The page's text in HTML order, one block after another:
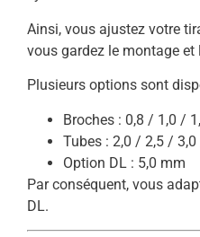
Ainsi, vous ajustez votre
vous gardez le montage et
Plusieurs options sont
Broches : 0,8 / 1,0 /
Tubes : 2,0 / 2,5 /
Option DL : 5,0 mm
Par conséquent, vous
DL.